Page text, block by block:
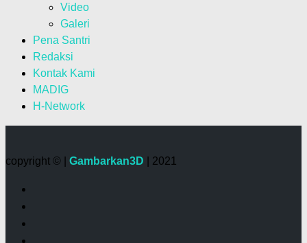
Video
Galeri
Pena Santri
Redaksi
Kontak Kami
MADIG
H-Network
copyright © | Gambarkan3D | 2021